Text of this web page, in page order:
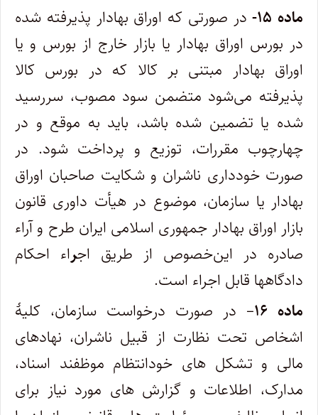
ماده ۱۵-
در صورتی که اوراق بهادار پذیرفته شده
در بورس اوراق بهادار یا بازار خارج از بورس و یا
اوراق بهادار مبتنی بر کالا که در بورس کالا
پذیرفته می‌شود متضمن سود مصوب، سررسید
شده یا تضمین شده باشد، باید به موقع و در
چهارچوب مقررات، توزیع و پرداخت شود. در
صورت خودداری ناشران و شکایت صاحبان اوراق
بهادار یا سازمان، موضوع در هیأت داوری قانون
بازار اوراق بهادار جمهوری اسلامی ایران طرح و آراء
صادره در این‌خصوص از طریق اجراء احکام
دادگاهها قابل اجراء است.
ماده ۱۶
– در صورت درخواست سازمان، کلیۀ
اشخاص تحت نظارت از قبیل ناشران، نهادهای
مالی و تشکل های خودانتظام موظفند اسناد،
مدارک، اطلاعات و گزارش های مورد نیاز برای